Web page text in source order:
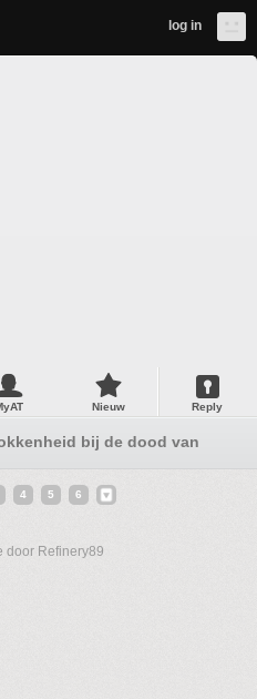
log in
Nieuw Reply
bij de dood van zijn
4 5 6
door Refinery89